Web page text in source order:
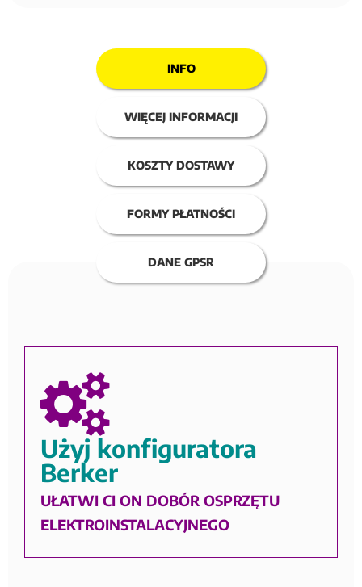
INFO
WIĘCEJ INFORMACJI
KOSZTY DOSTAWY
FORMY PŁATNOŚCI
DANE GPSR
Użyj konfiguratora
Berker
UŁATWI CI ON DOBÓR OSPRZĘTU
ELEKTROINSTALACYJNEGO